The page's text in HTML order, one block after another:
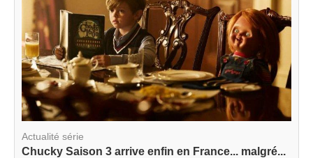
Actualité série
Chucky Saison 3 arrive enfin en France... malgré...